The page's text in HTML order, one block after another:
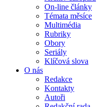
On-line články
Témata měsíce
Multimédia
Rubriky
Obory
Seriály
Klíčová slova
O nás
Redakce
Kontakty
Autoři